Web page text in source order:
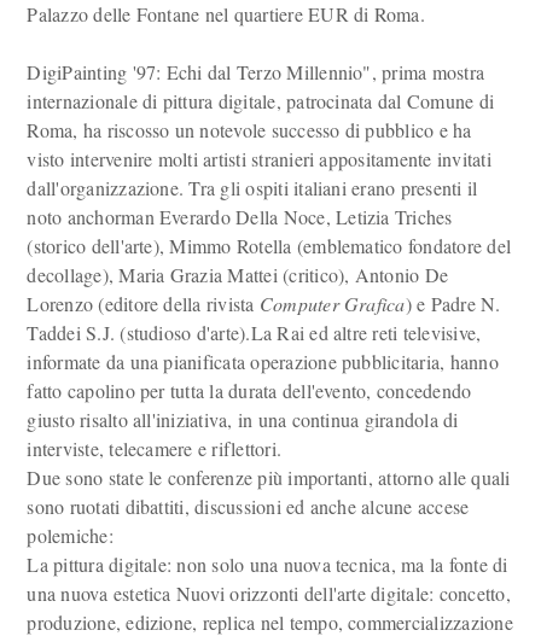
Palazzo delle Fontane nel quartiere EUR di Roma.
DigiPainting '97: Echi dal Terzo Millennio", prima mostra
internazionale di pittura digitale, patrocinata dal Comune di
Roma, ha riscosso un notevole successo di pubblico e ha
visto intervenire molti artisti stranieri appositamente invitati
dall'organizzazione. Tra gli ospiti italiani erano presenti il
noto anchorman Everardo Della Noce, Letizia Triches
(storico dell'arte), Mimmo Rotella (emblematico fondatore del
decollage), Maria Grazia Mattei (critico), Antonio De
Lorenzo (editore della rivista Computer Grafica) e Padre N.
Taddei S.J. (studioso d'arte).La Rai ed altre reti televisive,
informate da una pianificata operazione pubblicitaria, hanno
fatto capolino per tutta la durata dell'evento, concedendo
giusto risalto all'iniziativa, in una continua girandola di
interviste, telecamere e riflettori.
Due sono state le conferenze più importanti, attorno alle quali
sono ruotati dibattiti, discussioni ed anche alcune accese
polemiche:
La pittura digitale: non solo una nuova tecnica, ma la fonte di
una nuova estetica Nuovi orizzonti dell'arte digitale: concetto,
produzione, edizione, replica nel tempo, commercializzazione